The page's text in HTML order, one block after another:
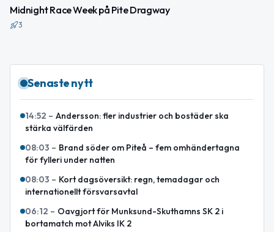
Midnight Race Week på Pite Dragway
3
Senaste nytt
14:52 – Andersson: fler industrier och bostäder ska
stärka välfärden
08:03 – Brand söder om Piteå – fem omhändertagna
för fylleri under natten
08:03 – Kort dagsöversikt: regn, temadagar och
internationellt försvarsavtal
06:12 – Oavgjort för Munksund-Skuthamns SK 2 i
bortamatch mot Alviks IK 2